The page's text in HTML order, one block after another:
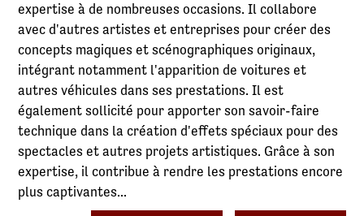
expertise à de nombreuses occasions. Il collabore
avec d'autres artistes et entreprises pour créer des
concepts magiques et scénographiques originaux,
intégrant notamment l'apparition de voitures et
autres véhicules dans ses prestations. Il est
également sollicité pour apporter son savoir-faire
technique dans la création d'effets spéciaux pour des
spectacles et autres projets artistiques. Grâce à son
expertise, il contribue à rendre les prestations encore
plus captivantes...